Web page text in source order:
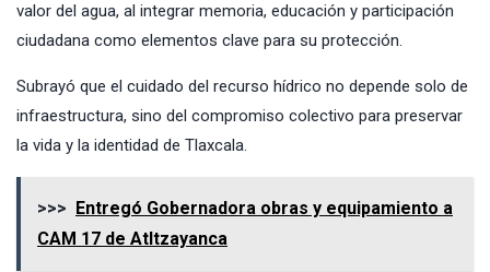
valor del agua, al integrar memoria, educación y participación
ciudadana como elementos clave para su protección.
Subrayó que el cuidado del recurso hídrico no depende solo de
infraestructura, sino del compromiso colectivo para preservar
la vida y la identidad de Tlaxcala.
>>>
Entregó Gobernadora obras y equipamiento a
CAM 17 de Atltzayanca